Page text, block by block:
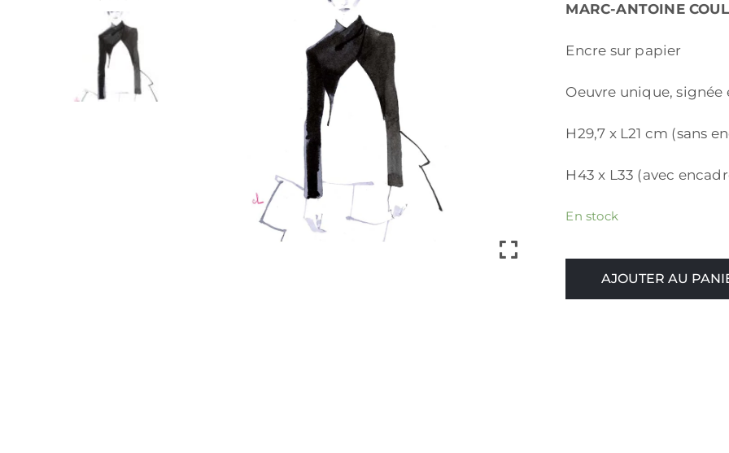
MARC-ANTOINE
Encre sur papier
Oeuvre unique, signée
H29,7 x L21 cm (sans
H43 x L33 (avec
En stock
AJOUTER AU